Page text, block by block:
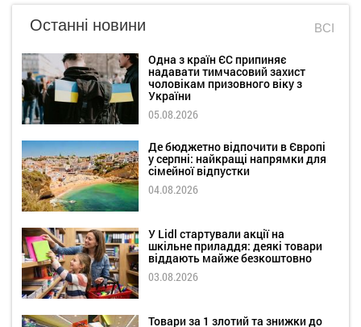
Останні новини ВСІ
Одна з країн ЄС припиняє
надавати тимчасовий захист
чоловікам призовного віку з
України
05.08.2026
Де бюджетно відпочити в Європі
у серпні: найкращі напрямки для
сімейної відпустки
04.08.2026
У Lidl стартували акції на
шкільне приладдя: деякі товари
віддають майже безкоштовно
03.08.2026
Товари за 1 злотий та знижки до